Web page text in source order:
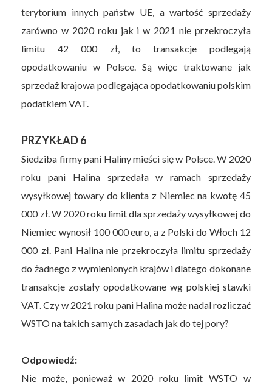
terytorium innych państw UE, a wartość sprzedaży
zarówno w 2020 roku jak i w 2021 nie przekroczyła
limitu 42 000 zł, to transakcje podlegają
opodatkowaniu w Polsce. Są więc traktowane jak
sprzedaż krajowa podlegająca opodatkowaniu polskim
podatkiem VAT.
PRZYKŁAD 6
Siedziba firmy pani Haliny mieści się w Polsce. W 2020
roku pani Halina sprzedała w ramach sprzedaży
wysyłkowej towary do klienta z Niemiec na kwotę 45
000 zł. W 2020 roku limit dla sprzedaży wysyłkowej do
Niemiec wynosił 100 000 euro, a z Polski do Włoch 12
000 zł. Pani Halina nie przekroczyła limitu sprzedaży
do żadnego z wymienionych krajów i dlatego dokonane
transakcje zostały opodatkowane wg polskiej stawki
VAT. Czy w 2021 roku pani Halina może nadal rozliczać
WSTO na takich samych zasadach jak do tej pory?
Odpowiedź:
Nie może, ponieważ w 2020 roku limit WSTO w